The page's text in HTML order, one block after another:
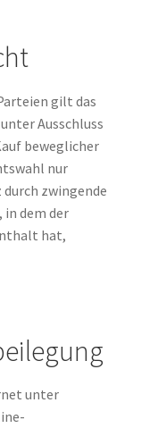
gilt das
Ausschluss
beweglicher
nur
zwingende
in dem der
hat,
unter